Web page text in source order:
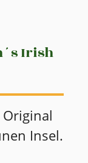
Irish
Insel.